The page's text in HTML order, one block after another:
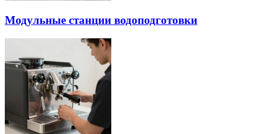
Модульные станции водоподготовки